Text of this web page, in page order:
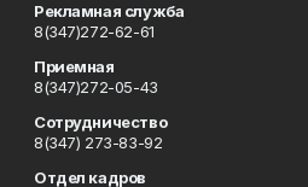
Рекламная служба
8(347)272-62-61
Приемная
8(347)272-05-43
Сотрудничество
8(347) 273-83-92
Отдел кадров